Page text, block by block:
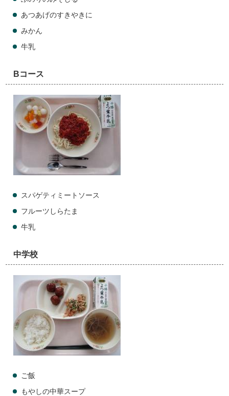
あつあげのすきやきに
みかん
牛乳
Bコース
スパゲティミートソース
フルーツしらたま
牛乳
中学校
ご飯
もやしの中華スープ